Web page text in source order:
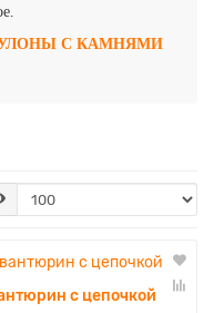
С КАМНЯМИ
с цепочкой